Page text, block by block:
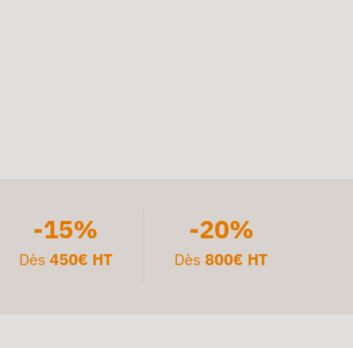
-15%
Dès 450€ HT
-20%
Dès800€ HT